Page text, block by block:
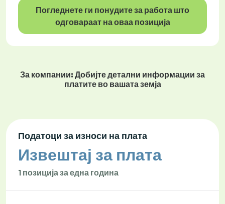
Погледнете ги понудите за работа што
одговараат на оваа позиција
За компании: Добијте детални информации за
платите во вашата земја
Податоци за износи на плата
Извештај за плата
1 позиција за една година